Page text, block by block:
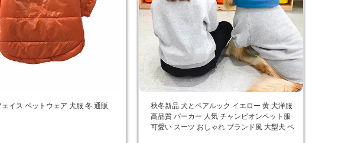
ェイス ペットウェア 犬服 冬 通販
秋冬新品 犬とペアルック イエロー 黄 犬洋服
高品質 パーカー 人気 チャンピオンペット服
可愛い スーツ おしゃれ ブランド風 大型犬 ペ